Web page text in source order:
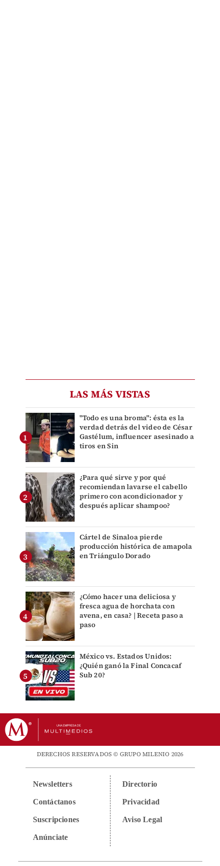
LAS MÁS VISTAS
"Todo es una broma": ésta es la
verdad detrás del video de César
Gastélum, influencer asesinado a
tiros en Sin
¿Para qué sirve y por qué
recomiendan lavarse el cabello
primero con acondicionador y
después aplicar shampoo?
Cártel de Sinaloa pierde
producción histórica de amapola
en Triángulo Dorado
¿Cómo hacer una deliciosa y
fresca agua de horchata con
avena, en casa? | Receta paso a
paso
México vs. Estados Unidos:
¿Quién ganó la Final Concacaf
Sub 20?
DERECHOS RESERVADOS © GRUPO MILENIO 2026
Newsletters
Contáctanos
Suscripciones
Anúnciate
Directorio
Privacidad
Aviso Legal